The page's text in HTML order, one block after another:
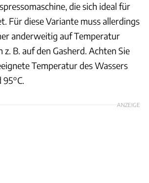
die sich ideal für
Für diese Variante muss allerdings
anderweitig auf Temperatur
B. auf den Gasherd. Achten Sie
Temperatur des Wassers
ANZEIGE